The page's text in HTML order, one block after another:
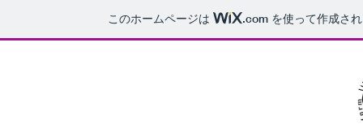
このホームページは .com を使って作成さ